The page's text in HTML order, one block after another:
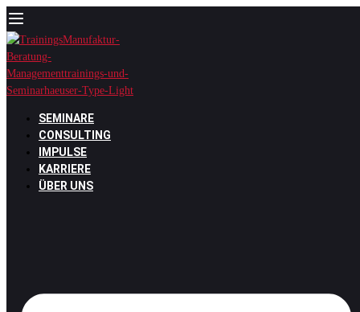
Zum
Inhalt
springen
SEMINARE
CONSULTING
IMPULSE
KARRIERE
ÜBER UNS